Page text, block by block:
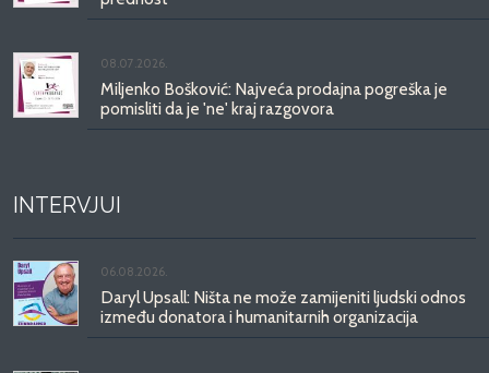
08.07.2026.
Miljenko Bošković: Najveća prodajna pogreška je
pomisliti da je 'ne' kraj razgovora
INTERVJUI
06.08.2026.
Daryl Upsall: Ništa ne može zamijeniti ljudski odnos
između donatora i humanitarnih organizacija